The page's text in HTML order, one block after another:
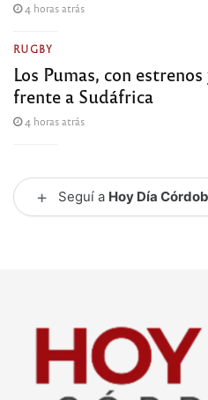
4 horas atrás
RUGBY
Los Pumas, con
frente a Sudáfrica
4 horas atrás
+ Seguí a Hoy Día